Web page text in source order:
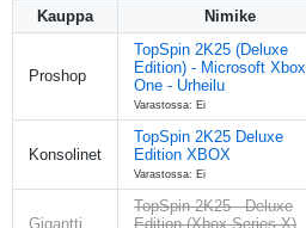
Kauppa
Nimike
Proshop
TopSpin 2K25 (Deluxe
Edition) - Microsoft Xbox
One - Urheilu
Varastossa: Ei
Konsolinet
TopSpin 2K25 Deluxe
Edition XBOX
Varastossa: Ei
Gigantti
TopSpin 2K25 - Deluxe
Edition (Xbox Series X)